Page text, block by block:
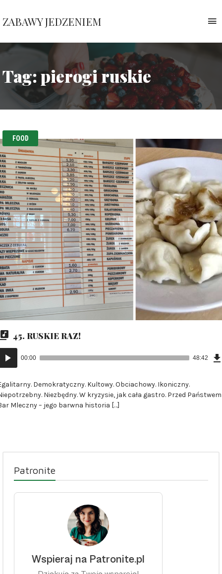
ZABAWY JEDZENIEM
Nawrockiej
Tag:pierogi ruskie
FOOD
45. RUSKIE RAZ!
00:00 48:42
Demokratyczny. Kultowy. Obciachowy. Ikoniczny.
Niezbędny. W kryzysie, jak cała gastro. Przed Państwem
Mleczny – jego barwna historia […]
Patronite